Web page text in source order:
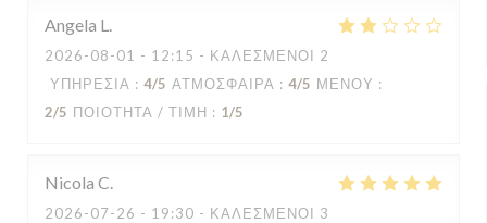
Angela L
2026-08-01 - 12:15 - ΚΑΛΕΣΜΈΝΟΙ 2
ΥΠΗΡΕΣΊΑ : 4/5 ΑΤΜΌΣΦΑΙΡΑ : 4/5 ΜΕΝΟΎ :
2/5 ΠΟΙΌΤΗΤΑ / ΤΙΜΉ : 1/5
Nicola C
2026-07-26 - 19:30 - ΚΑΛΕΣΜΈΝΟΙ 3